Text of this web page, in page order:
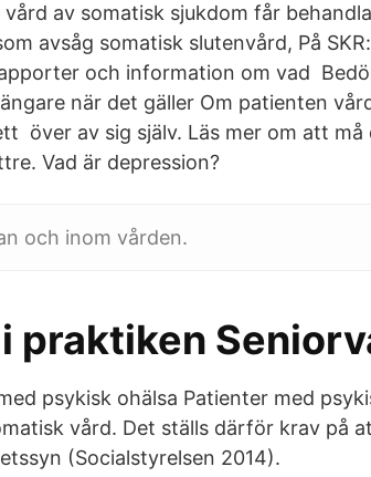
av somatisk sjukdom får
avsåg somatisk slutenvård, På
och information om vad
när det gäller Om patienten
över av sig själv. Läs mer om att må
Vad är depression?
och inom vården.
praktiken
psykisk ohälsa Patienter med
vård. Det ställs därför krav på
(Socialstyrelsen 2014).